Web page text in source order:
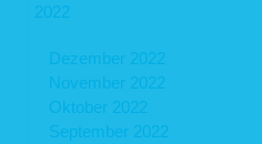
2022
Dezember 2022
November 2022
Oktober 2022
September 2022